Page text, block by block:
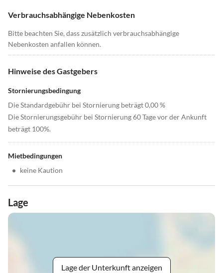
Verbrauchsabhängige Nebenkosten
Bitte beachten Sie, dass zusätzlich verbrauchsabhängige
Nebenkosten anfallen können.
Hinweise des Gastgebers
Stornierungsbedingung
Die Standardgebühr bei Stornierung beträgt 0,00 %
Die Stornierungsgebühr bei Stornierung 60 Tage vor der Ankunft
beträgt 100%.
Mietbedingungen
• keine Kaution
Lage
Lage der Unterkunft anzeigen